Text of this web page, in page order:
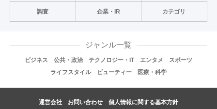
調査 企業・IR カテゴリ
ジャンル一覧
ビジネス 公共・政治 テクノロジー・IT エンタメ
スポーツ
ライフスタイル
ビューティー 医療・科学
運営会社 お問い合わせ 個人情報に関する基本方針